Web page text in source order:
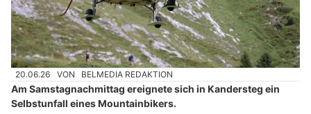
20.06.26 VON BELMEDIA REDAKTION
Am Samstagnachmittag ereignete sich in Kandersteg ein
Selbstunfall eines Mountainbikers.